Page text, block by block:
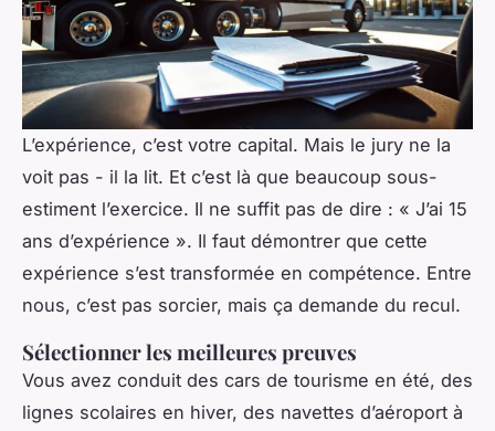
L’expérience, c’est votre capital. Mais le jury ne la
voit pas - il la lit. Et c’est là que beaucoup sous-
estiment l’exercice. Il ne suffit pas de dire : « J’ai 15
ans d’expérience ». Il faut démontrer que cette
expérience s’est transformée en compétence. Entre
nous, c’est pas sorcier, mais ça demande du recul.
Sélectionner les meilleures preuves
Vous avez conduit des cars de tourisme en été, des
lignes scolaires en hiver, des navettes d’aéroport à